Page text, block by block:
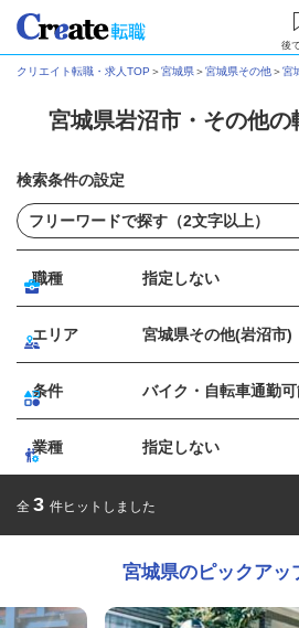
後
クリエイト転職・求人TOP ＞宮城県＞宮城県その他＞宮
宮城県岩沼市・その他の
検索条件の設定
職種 指定しない
エリア 宮城県その他(岩沼市)
条件 バイク・自転車通勤
業種 指定しない
全 3 件ヒットしました
宮城県のピックアッ